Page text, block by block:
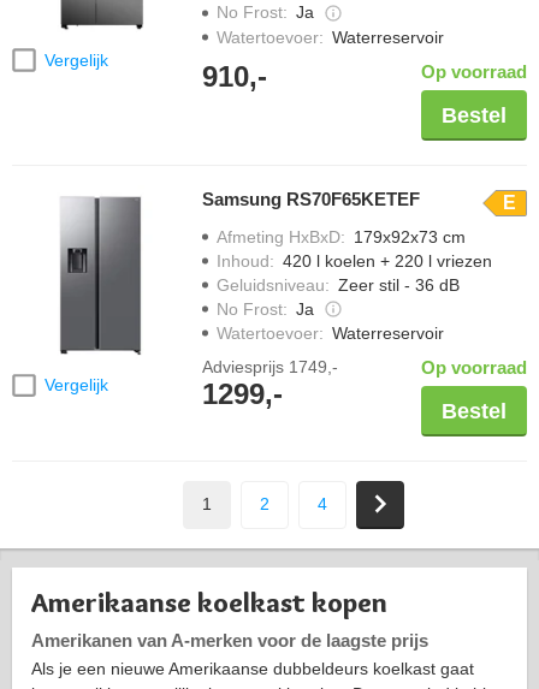
Vergelijk
No Frost: Ja
Watertoevoer: Waterreservoir
910,- Op voorraad
Bestel
Vergelijk
Samsung RS70F65KETEF E
Afmeting HxBxD: 179x92x73 cm
Inhoud: 420 l koelen + 220 l vriezen
Geluidsniveau: Zeer stil - 36 dB
No Frost: Ja
Watertoevoer: Waterreservoir
Adviesprijs 1749,-
1299,-
Op voorraad
Bestel
1 2 4
Amerikaanse koelkast kopen
Amerikanen van A-merken voor de laagste prijs
Als je een nieuwe Amerikaanse dubbeldeurs koelkast gaat